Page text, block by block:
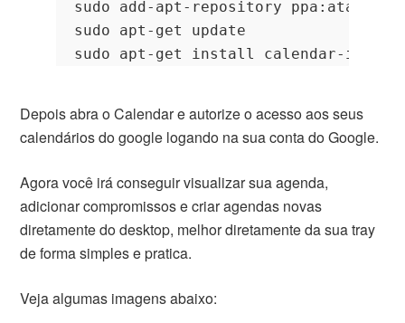
sudo add-apt-repository ppa:atareao/
sudo apt-get update
sudo apt-get install calendar-
Depois abra o Calendar e autorize o acesso aos seus
calendários do google logando na sua conta do Google.
Agora você irá conseguir visualizar sua agenda,
adicionar compromissos e criar agendas novas
diretamente do desktop, melhor diretamente da sua tray
de forma simples e pratica.
Veja algumas imagens abaixo: